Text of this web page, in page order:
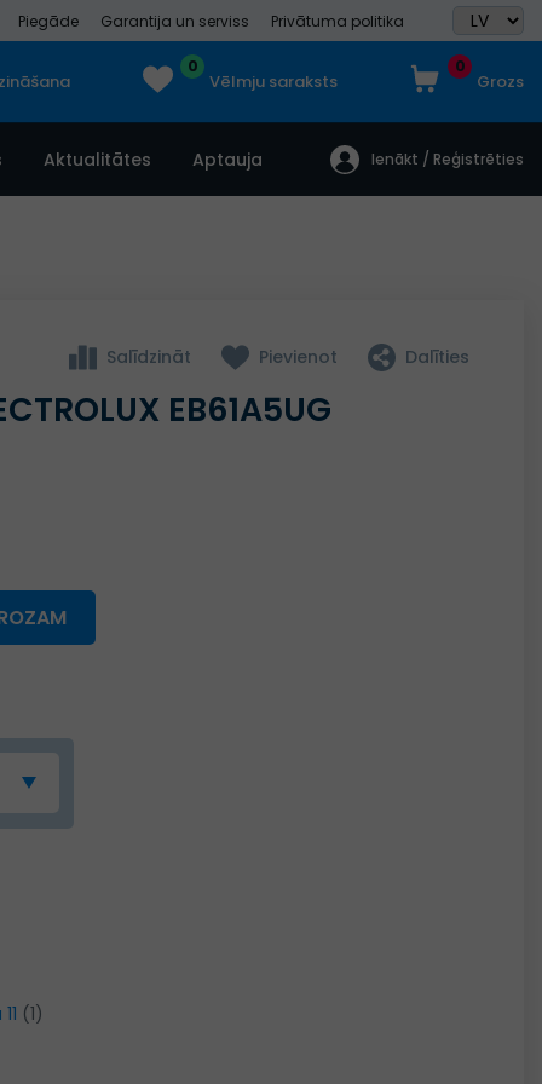
Piegāde Garantija un serviss Privātuma politika
0
Vēlmju saraksts
0
Grozs
Aktualitātes Aptauja Ienākt / Reģistrēties
Salīdzināt Pievienot Dalīties
EB61A5UG
(1)